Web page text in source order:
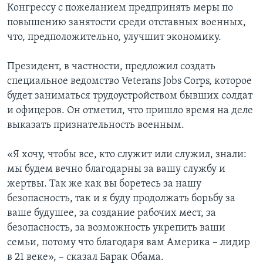
Конгрессу с пожеланием предпринять меры по
повышению занятости среди отставных военных,
что, предположительно, улучшит экономику.
Президент, в частности, предложил создать
специальное ведомство Veterans Jobs Corps, которое
будет заниматься трудоустройством бывших солдат
и офицеров. Он отметил, что пришло время на деле
выказать признательность военным.
«Я хочу, чтобы все, кто служит или служил, знали:
мы будем вечно благодарны за вашу службу и
жертвы. Так же как вы боретесь за нашу
безопасность, так и я буду продолжать борьбу за
ваше будушее, за создание рабочих мест, за
безопасность, за возможность укрепить ваши
семьи, потому что благодаря вам Америка – лидир
в 21 веке», – сказал Барак Обама.